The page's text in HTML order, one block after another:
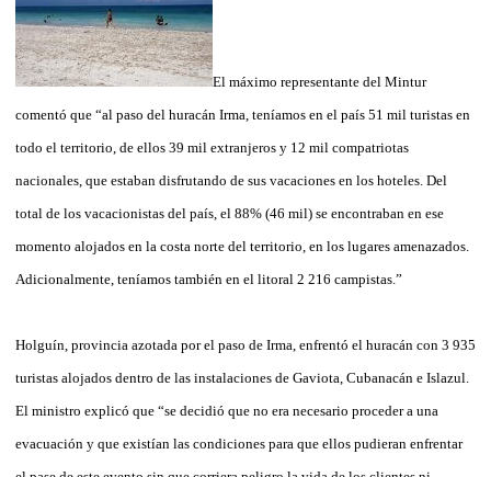
El máximo representante del Mintur
comentó que “al paso del huracán Irma, teníamos en el país 51 mil turistas en
todo el territorio, de ellos 39 mil extranjeros y 12 mil compatriotas
nacionales, que estaban disfrutando de sus vacaciones en los hoteles. Del
total de los vacacionistas del país, el 88% (46 mil) se encontraban en ese
momento alojados en la costa norte del territorio, en los lugares amenazados.
Adicionalmente, teníamos también en el litoral 2 216 campistas.”
Holguín, provincia azotada por el paso de Irma, enfrentó el huracán con 3 935
turistas alojados dentro de las instalaciones de Gaviota, Cubanacán e Islazul.
El ministro explicó que “se decidió que no era necesario proceder a una
evacuación y que existían las condiciones para que ellos pudieran enfrentar